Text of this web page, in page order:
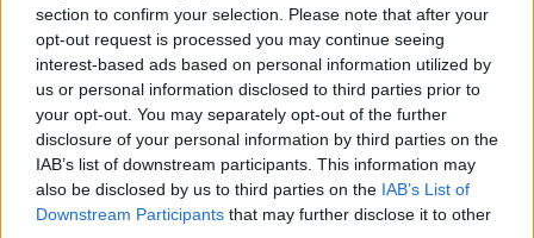
section to confirm your selection. Please note that after your
opt-out request is processed you may continue seeing
interest-based ads based on personal information utilized by
us or personal information disclosed to third parties prior to
your opt-out. You may separately opt-out of the further
disclosure of your personal information by third parties on the
IAB’s list of downstream participants. This information may
also be disclosed by us to third parties on the IAB’s List of
Downstream Participants that may further disclose it to other
Porto, e que o afastou da convocatória da seleção
nacional sub-21, não será impeditiva de poder ser
chamado para o jogo da Taça de Portugal, no dia 22
de novembro, em casa do Estoril.
Dispensado dos trabalhos da seleção, esta terça-feira,
Gustavo regressou a Famalicão para iniciar a
recuperação junto do departamento médico do clube